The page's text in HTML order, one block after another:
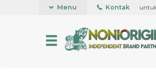
bentuk Roll on pertama kali di dunia, untuk
Menu Kontak